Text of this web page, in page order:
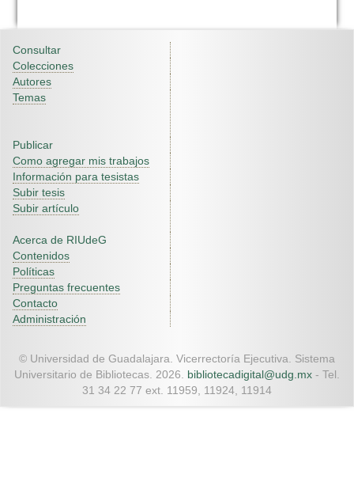
Consultar
Colecciones
Autores
Temas
Publicar
Como agregar mis trabajos
Información para tesistas
Subir tesis
Subir artículo
Acerca de RIUdeG
Contenidos
Políticas
Preguntas frecuentes
Contacto
Administración
© Universidad de Guadalajara. Vicerrectoría Ejecutiva. Sistema
Universitario de Bibliotecas. 2026. bibliotecadigital@udg.mx - Tel.
31 34 22 77 ext. 11959, 11924, 11914